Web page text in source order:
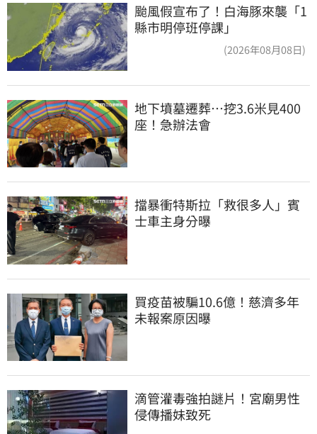
颱風假宣布了！白海豚來襲「1
縣市明停班停課」
(2026年08月08日)
地下墳墓遷葬…挖3.6米見400
座！急辦法會
擋暴衝特斯拉「救很多人」賓
士車主身分曝
買疫苗被騙10.6億！慈濟多年
未報案原因曝
滴管灌毒強拍謎片！宮廟男性
侵傳播妹致死